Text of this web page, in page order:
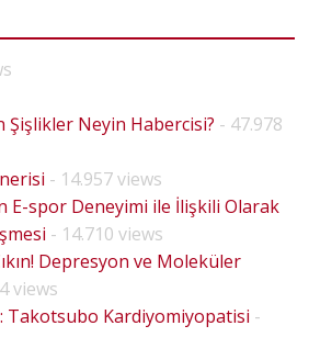
Şişlikler Neyin Habercisi? - 47.978
- 14.957 views
E-spor Deneyimi ile İlişkili Olarak
- 14.710 views
Depresyon ve Moleküler
views
Takotsubo Kardiyomiyopatisi -